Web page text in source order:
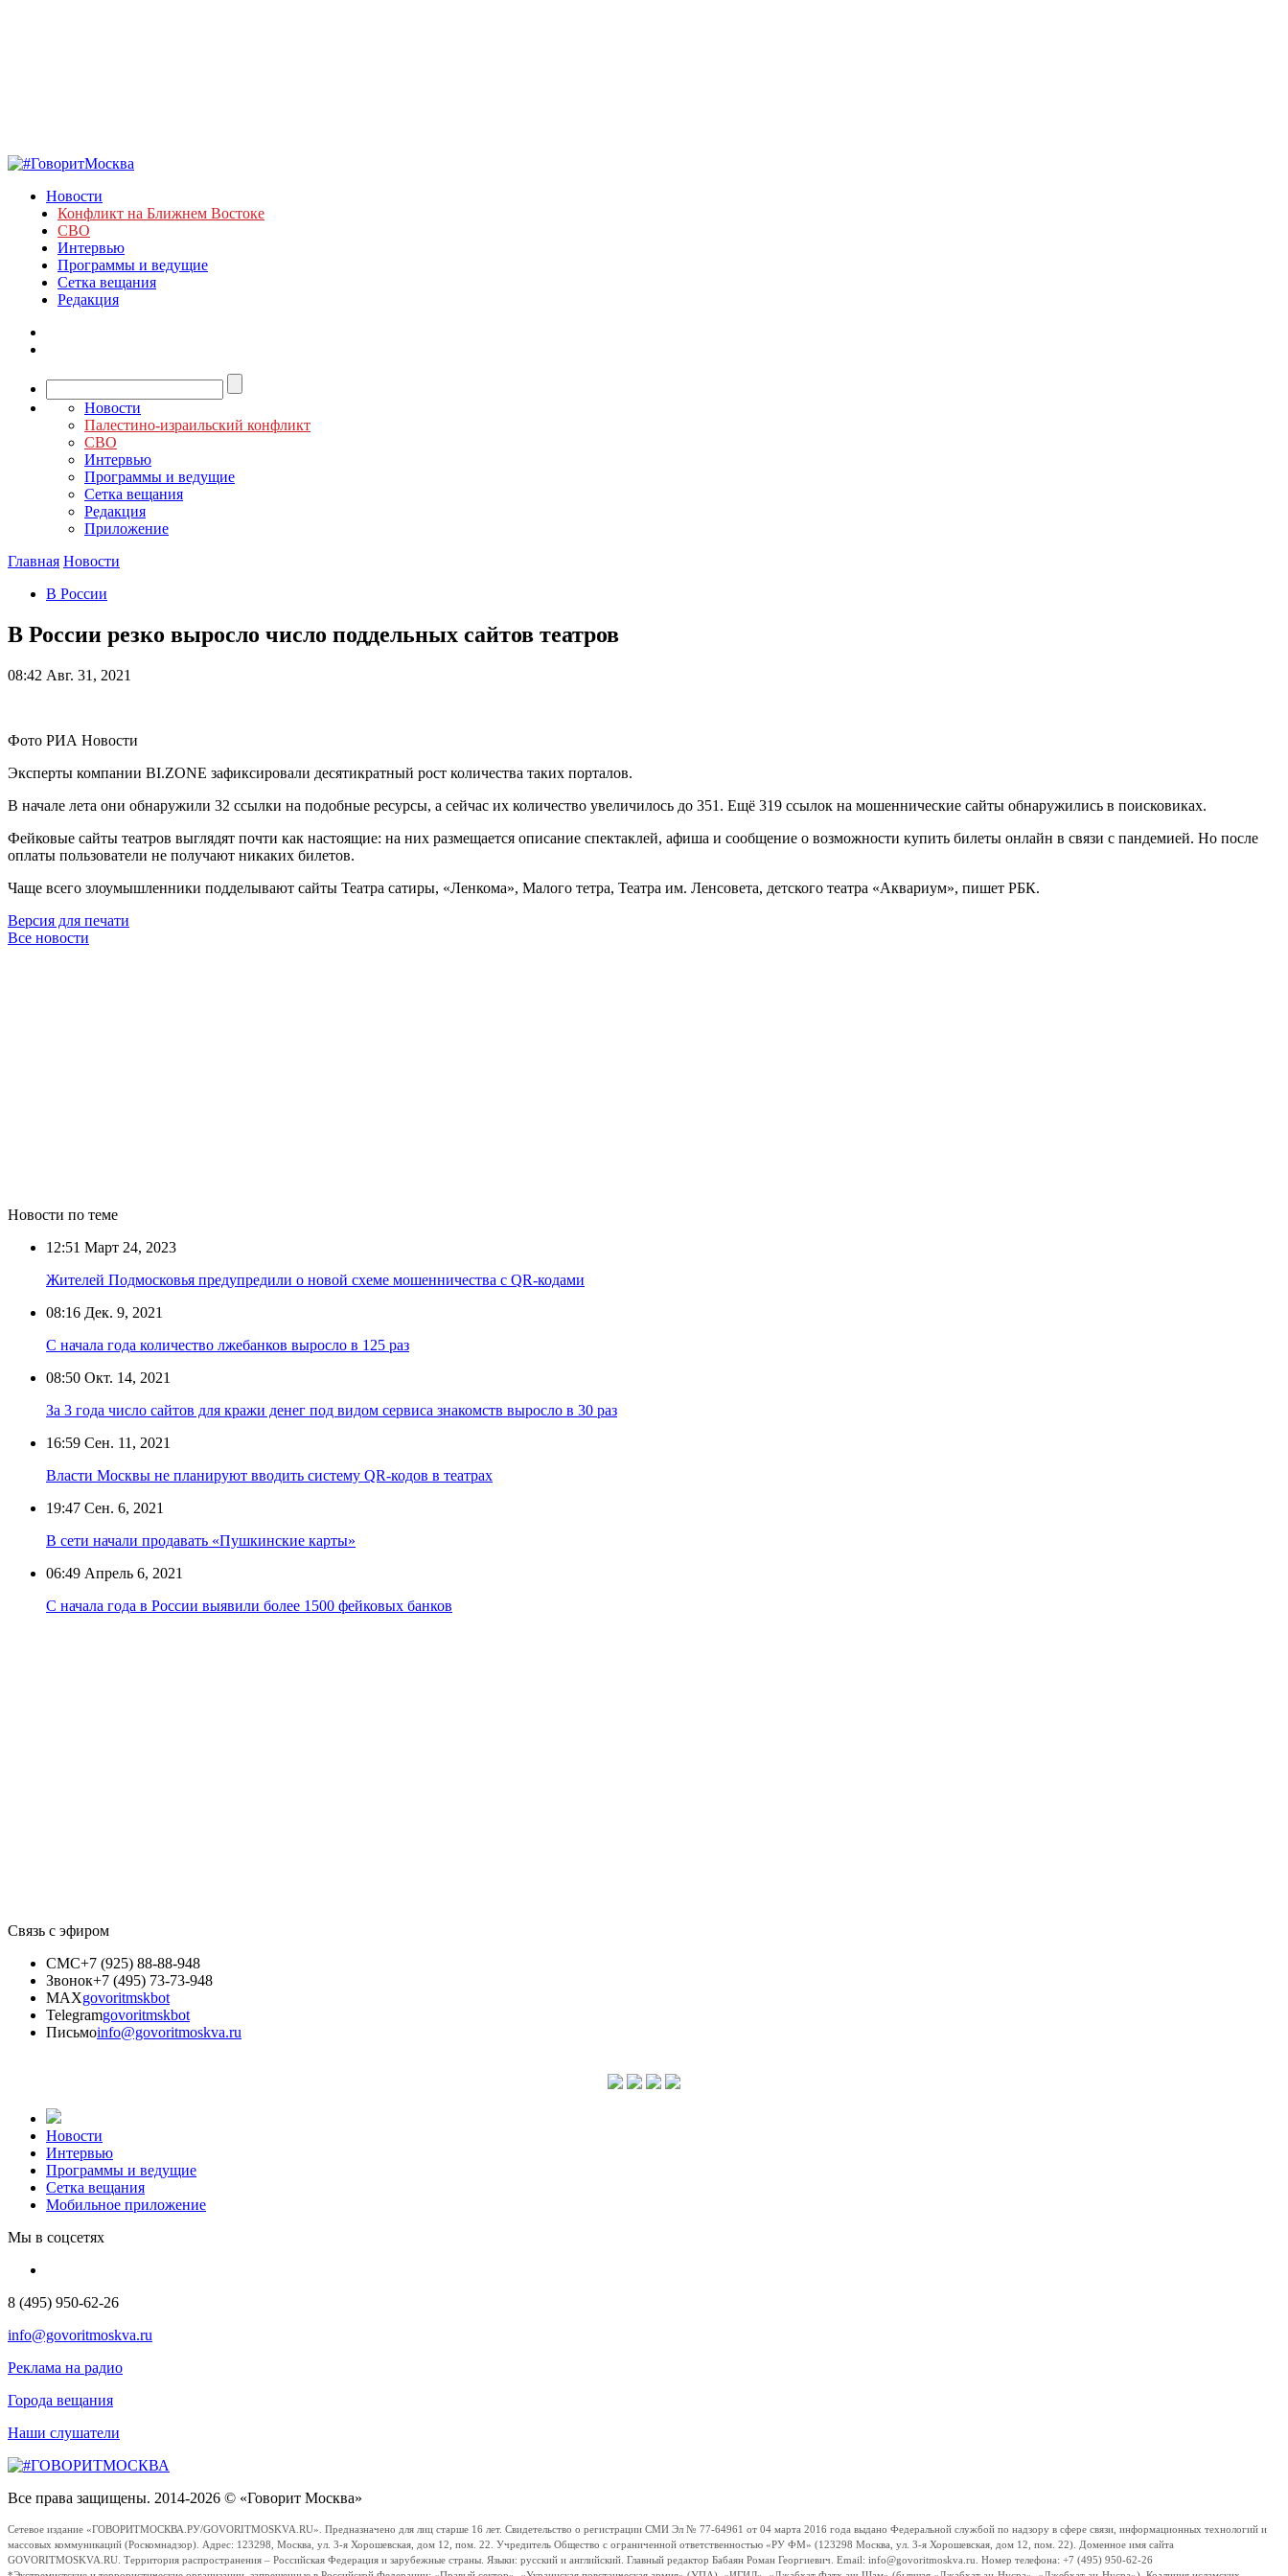
Новости
Конфликт на Ближнем Востоке
СВО
Интервью
Программы и ведущие
Сетка вещания
Редакция
Новости
Палестино-израильский конфликт
СВО
Интервью
Программы и ведущие
Сетка вещания
Редакция
Приложение
Главная Новости
В России
В России резко выросло число поддельных сайтов театров
08:42 Авг. 31, 2021
Фото РИА Новости
Эксперты компании BI.ZONE зафиксировали десятикратный рост количества таких порталов.
В начале лета они обнаружили 32 ссылки на подобные ресурсы, а сейчас их количество увеличилось до 351. Ещё 319 ссылок на мошеннические сайты обнаружились в поисковиках.
Фейковые сайты театров выглядят почти как настоящие: на них размещается описание спектаклей, афиша и сообщение о возможности купить билеты онлайн в связи с пандемией. Но после
оплаты пользователи не получают никаких билетов.
Чаще всего злоумышленники подделывают сайты Театра сатиры, «Ленкома», Малого тетра, Театра им. Ленсовета, детского театра «Аквариум», пишет РБК.
Версия для печати
Все новости
Новости по теме
12:51 Март 24, 2023
Жителей Подмосковья предупредили о новой схеме мошенничества с QR-кодами
08:16 Дек. 9, 2021
С начала года количество лжебанков выросло в 125 раз
08:50 Окт. 14, 2021
За 3 года число сайтов для кражи денег под видом сервиса знакомств выросло в 30 раз
16:59 Сен. 11, 2021
Власти Москвы не планируют вводить систему QR-кодов в театрах
19:47 Сен. 6, 2021
В сети начали продавать «Пушкинские карты»
06:49 Апрель 6, 2021
С начала года в России выявили более 1500 фейковых банков
Связь с эфиром
СМС+7 (925) 88-88-948
Звонок+7 (495) 73-73-948
MAXgovoritmskbot
Telegramgovoritmskbot
Письмоinfo@govoritmoskva.ru
Новости
Интервью
Программы и ведущие
Сетка вещания
Мобильное приложение
Мы в соцсетях
8 (495) 950-62-26
info@govoritmoskva.ru
Реклама на радио
Города вещания
Наши слушатели
Все права защищены. 2014-2026 © «Говорит Москва»
Сетевое издание «ГОВОРИТМОСКВА.РУ/GOVORITMOSKVA.RU». Предназначено для лиц старше 16 лет. Свидетельство о регистрации СМИ Эл № 77-64961 от 04 марта 2016 года выдано Федеральной службой по надзору в сфере связи, информационных технологий и
массовых коммуникаций (Роскомнадзор). Адрес: 123298, Москва, ул. 3-я Хорошевская, дом 12, пом. 22. Учредитель Общество с ограниченной ответственностью «РУ ФМ» (123298 Москва, ул. 3-я Хорошевская, дом 12, пом. 22). Доменное имя сайта
GOVORITMOSKVA.RU. Территория распространения – Российская Федерация и зарубежные страны. Языки: русский и английский. Главный редактор Бабаян Роман Георгиевич. Email: info@govoritmoskva.ru. Номер телефона: +7 (495) 950-62-26